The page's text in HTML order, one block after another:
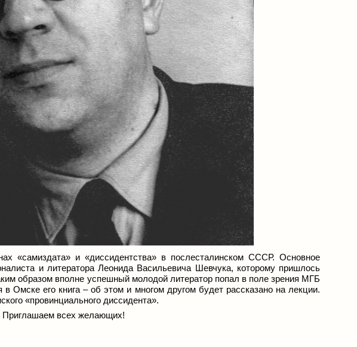
«самиздата» и «диссидентства» в послесталинском СССР. Основное
и литератора Леонида Васильевича Шевчука, которому пришлось
образом вполне успешный молодой литератор попал в поле зрения МГБ
Омске его книга – об этом и многом другом будет рассказано на лекции.
«провинциального диссидента».
Приглашаем всех желающих!